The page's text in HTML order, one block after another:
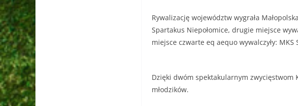
Rywalizację województw wygrała
Spartakus Niepołomice, drugie miejsce
miejsce czwarte eq aequo wywalczyły:
Dzięki dwóm spektakularnym zwycięstwom
młodzików.